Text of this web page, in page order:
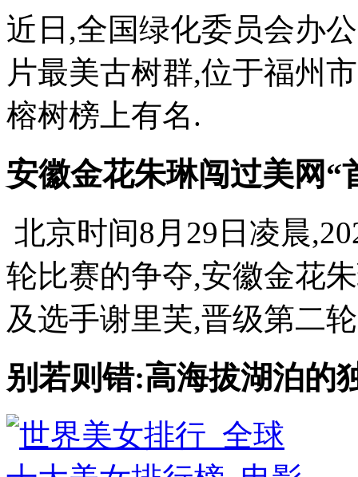
近日,全国绿化委员会办
片最美古树群,位于福州
榕树榜上有名.
安徽金花朱琳闯过美网“
北京时间8月29日凌晨
轮比赛的争夺,安徽金花
及选手谢里芙,晋级第二
别若则错:高海拔湖泊的